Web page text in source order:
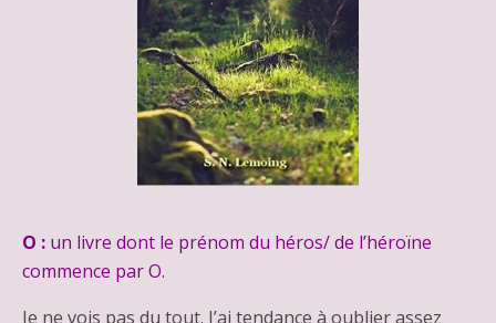
O : un livre dont le prénom du héros/ de l’héroïne
commence par O.
Je ne vois pas du tout. J’ai tendance à oublier assez